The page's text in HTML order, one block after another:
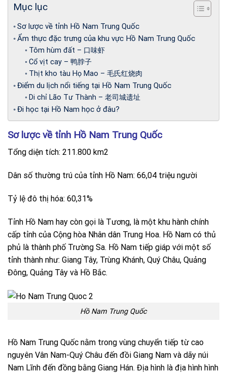
Mục lục
Sơ lược về tỉnh Hồ Nam Trung Quốc
Ẩm thực đặc trưng của khu vực Hồ Nam Trung Quốc
Tôm hùm đất – 口味虾
Cổ vịt cay – 鸭脖子
Thịt kho tàu Họ Mao – 毛氏红烧肉
Điểm du lịch nổi tiếng tại Hồ Nam Trung Quốc
Di chỉ Lão Tư Thành – 老司城遗址
Đi học tại Hồ Nam học ở đâu?
Sơ lược về tỉnh Hồ Nam Trung Quốc
Tổng diện tích: 211.800 km2
Dân số thường trú của tỉnh Hồ Nam: 66,04 triệu người
Tỷ lệ đô thị hóa: 60,31%
Tỉnh Hồ Nam hay còn gọi là Tương, là một khu hành chính
cấp tỉnh của Cộng hòa Nhân dân Trung Hoa. Hồ Nam có thủ
phủ là thành phố Trường Sa. Hồ Nam tiếp giáp với một số
tỉnh thành như: Giang Tây, Trùng Khánh, Quý Châu, Quảng
Đông, Quảng Tây và Hồ Bắc.
Hồ Nam Trung Quốc
Hồ Nam Trung Quốc nằm trong vùng chuyển tiếp từ cao
nguyên Vân Nam-Quý Châu đến đồi Giang Nam và dãy núi
Nam Lĩnh đến đồng bằng Giang Hán. Địa hình là địa hình hình